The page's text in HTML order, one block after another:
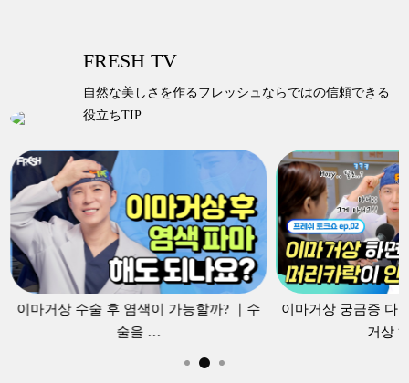
植毛施術と内視鏡額縮小術のどちらを先に
行うべきか 迷っていますか？内視鏡を使
用して感覚神経の損傷リスクを軽減する方
法で安全に額縮小を行うことで、問題を解
決しながら美しい 額ラインを実現します。
FRESH TV
自然な美しさを作るフレッシュならではの信頼できる
役立ちTIP
수술 후 염색이 가능할까? ｜수
이마거상 궁금증 다 풀어드립
거상 하면…